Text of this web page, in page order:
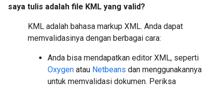
saya tulis adalah file KML yang valid?
KML adalah bahasa markup XML. Anda dapat
memvalidasinya dengan berbagai cara:
Anda bisa mendapatkan editor XML, seperti
Oxygen atau Netbeans dan menggunakannya
untuk memvalidasi dokumen. Periksa